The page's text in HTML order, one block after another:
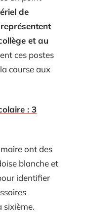
de
et au
ces postes
course aux
: 3
ont des
blanche et
identifier
sixième.